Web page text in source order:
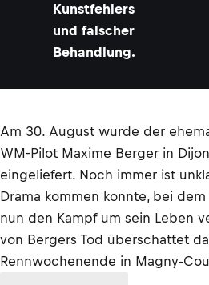
Kunstfehlers
und falscher
Behandlung.
Am 30. August wurde der
WM-Pilot Maxime Berger in
eingeliefert. Noch immer ist
Drama kommen konnte, bei
nun den Kampf um sein Leben
von Bergers Tod überschattet
Rennwochenende in Magny-